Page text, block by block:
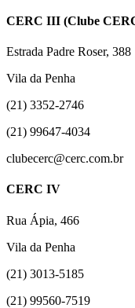
CERC III (Clube
Estrada Padre Roser, 388
Vila da Penha
(21) 3352-2746
(21) 99647-4034
clubecerc@cerc.com.br
CERC IV
Rua Ápia, 466
Vila da Penha
(21) 3013-5185
(21) 99560-7519